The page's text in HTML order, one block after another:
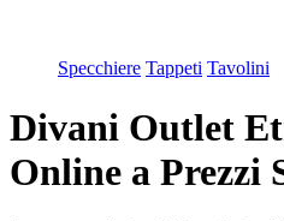
Specchiere Tappeti Tavolini
Divani Outlet
Online a Prezzi